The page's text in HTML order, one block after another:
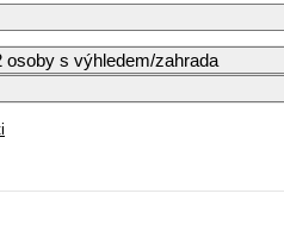
1
9 729
2 3
5 6 7 8 9 10
osoby s výhledem/zahrada